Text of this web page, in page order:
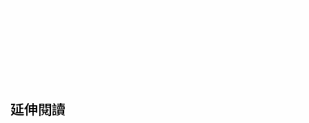
延伸閱讀